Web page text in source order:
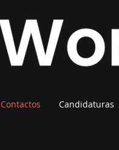
Contactos Candidaturas